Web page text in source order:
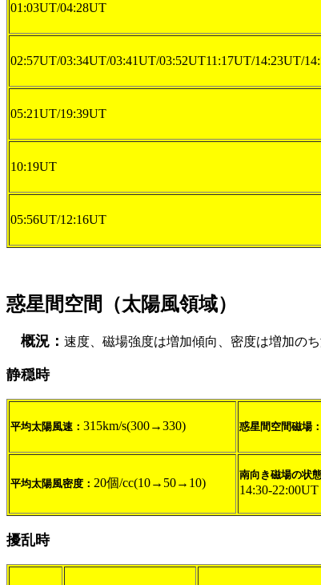
01:03UT/04:28UT
02:57UT/03:34UT/03:41UT/03:52UT11:17UT/14:23UT/
05:21UT/19:39UT
10:19UT
05:56UT/12:16UT
惑星間空間（太陽風領域）
概況： 速度、磁場強度は増加傾向、密度は増加の
静穏時
平均太陽風速： 315km/s(300→330) 惑星間空間磁場：
平均太陽風密度： 20個/cc(10→50→10)
南向き磁場の状態
14:30-
擾乱時